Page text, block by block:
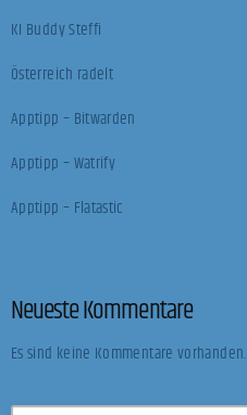
KI Buddy Steffi
Österreich radelt
Apptipp – Bitwarden
Apptipp – Watrify
Apptipp – Flatastic
Neueste Kommentare
Es sind keine Kommentare vorhanden.